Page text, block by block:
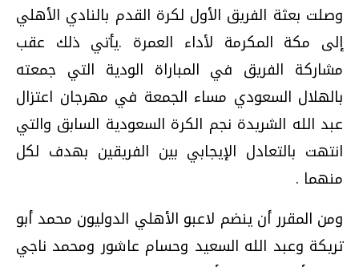
وصلت بعثة الفريق الأول لكرة القدم بالنادي الأهلي
إلى مكة المكرمة لأداء العمرة .يأتي ذلك عقب
مشاركة الفريق في المباراة الودية التي جمعته
بالهلال السعودي مساء الجمعة في مهرجان اعتزال
عبد الله الشريدة نجم الكرة السعودية السابق والتي
انتهت بالتعادل الإيجابي بين الفريقين بهدف لكل
منهما .
ومن المقرر أن ينضم لاعبو الأهلي الدوليون محمد أبو
تريكة وعبد الله السعيد وحسام عاشور ومحمد ناجي